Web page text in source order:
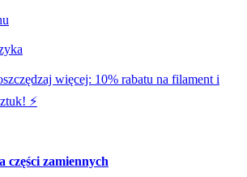
więcej: 10% rabatu na filament i
⚡️
części zamiennych